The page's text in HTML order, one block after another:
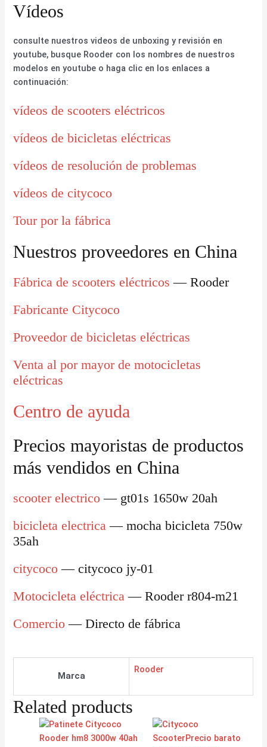
Vídeos
consulte nuestros videos de unboxing y revisión en
youtube, busque Rooder con los nombres de nuestros
modelos en youtube o haga clic en los enlaces a
continuación:
vídeos de scooters eléctricos
vídeos de bicicletas eléctricas
vídeos de resolución de problemas
vídeos de citycoco
Tour por la fábrica
Nuestros proveedores en China
Fábrica de scooters eléctricos — Rooder
Fabricante Citycoco
Proveedor de bicicletas eléctricas
Venta al por mayor de motocicletas
eléctricas
Centro de ayuda
Precios mayoristas de productos
más vendidos en China
scooter electrico — gt01s 1650w 20ah
bicicleta electrica — mocha bicicleta 750w
35ah
citycoco — citycoco jy-01
Motocicleta eléctrica — Rooder r804-m21
Comercio — Directo de fábrica
Marca
Rooder
Related products